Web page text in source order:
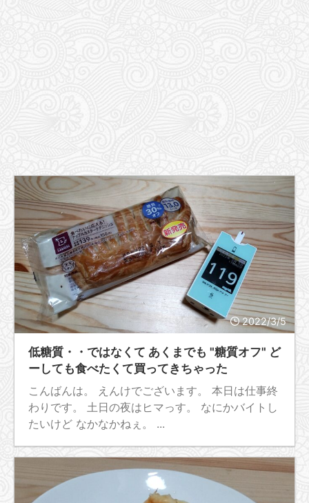
2022/3/5
低糖質・・ではなくて あくまでも "糖質オフ" ど
ーしても食べたくて買ってきちゃった
こんばんは。 えんけでございます。 本日は仕事終
わりです。 土日の夜はヒマっす。 なにかバイトし
たいけど なかなかねぇ。 ...